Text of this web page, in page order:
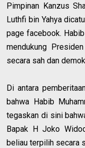
Pimpinan Kanzus
Luthfi bin Yahya
page facebook.
mendukung
secara sah dan
Di antara
bahwa Habib
tegaskan di sini
Bapak H Joko
beliau terpilih secara